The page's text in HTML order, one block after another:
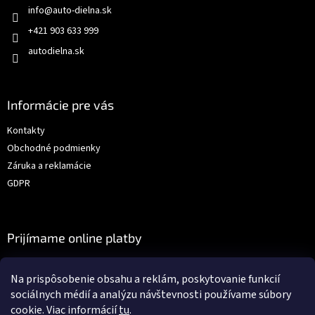
Na prispôsobenie obsahu a reklám, poskytovanie funkcií
sociálnych médií a analýzu návštevnosti používame súbory
cookie. Viac informáciítu.
info@auto-dielna.sk
+421 903 633 999
autodielna.sk
Informácie pre vás
Kontakty
Obchodné podmienky
Záruka a reklamácie
GDPR
Prijímame online platby